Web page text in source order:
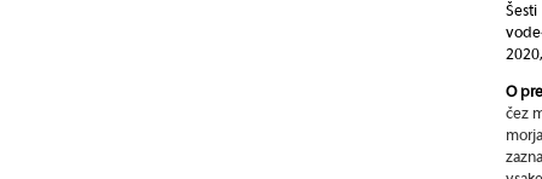
O
čez